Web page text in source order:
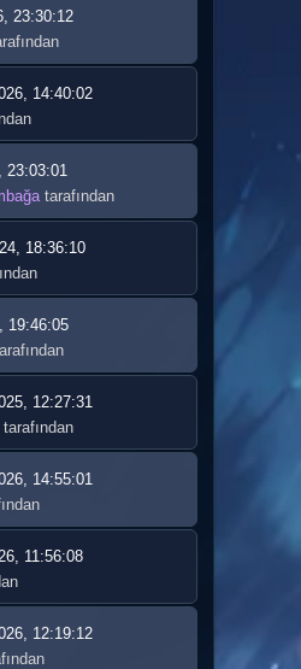
23:30:12
14:40:02
23:03:01
tarafından
18:36:10
19:46:05
12:27:31
tarafından
14:55:01
11:56:08
12:19:12